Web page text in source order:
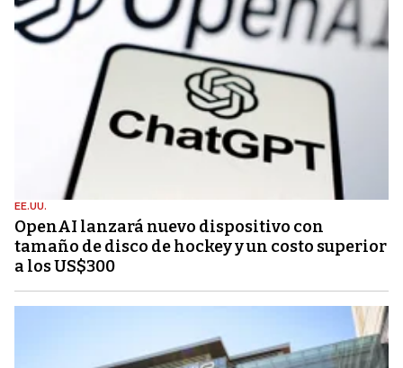
EE.UU.
OpenAI lanzará nuevo dispositivo con
tamaño de disco de hockey y un costo superior
a los US$300